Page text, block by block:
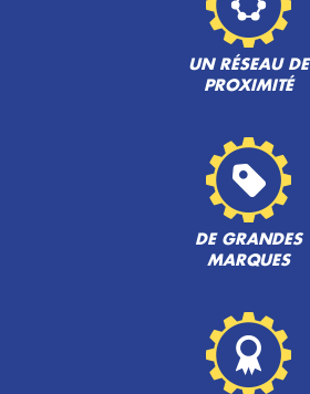
UN RÉSEAU DE
PROXIMITÉ
DE GRANDES
MARQUES